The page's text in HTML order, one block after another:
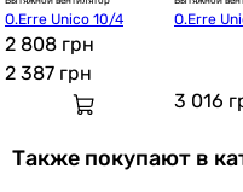
O.Erre Unico 10/4
2 808 грн
2 387 грн
O.Erre
3 016
Также покупают в